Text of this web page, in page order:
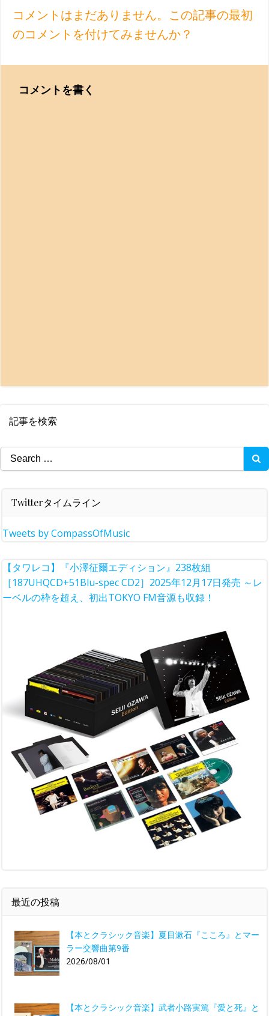
コメントはまだありません。この記事の最初
のコメントを付けてみませんか？
コメントを書く
記事を検索
Search
for:
Twitterタイムライン
Tweets by CompassOfMusic
【タワレコ】『小澤征爾エディション』238枚組
［187UHQCD+51Blu-spec CD2］2025年12月17日発売 ～レ
ーベルの枠を超え、初出TOKYO FM音源も収録！
最近の投稿
【本とクラシック音楽】夏目漱石『こころ』とマー
ラー交響曲第9番
2026/08/01
【本とクラシック音楽】武者小路実篤『愛と死』と